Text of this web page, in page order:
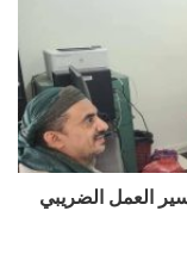
العمل الضريبي